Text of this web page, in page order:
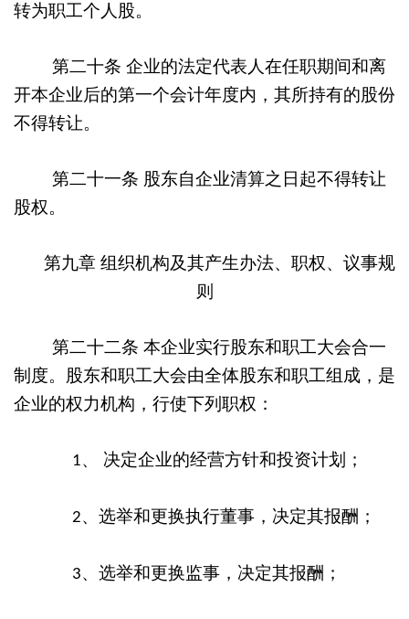
转为职工个人股。
第二十条 企业的法定代表人在任职期间和离
开本企业后的第一个会计年度内，其所持有的股份
不得转让。
第二十一条 股东自企业清算之日起不得转让
股权。
第九章 组织机构及其产生办法、 职权、议事规
则
第二十二条 本企业实行股东和职工大会合一
制度。股东和职工大会由全体股东和职工组成，是
企业的权力机构，行使下列职权：
1、 决定企业的经营方针和投资计划；
2、选举和更换执行董事，决定其报酬；
3、选举和更换监事，决定其报酬；